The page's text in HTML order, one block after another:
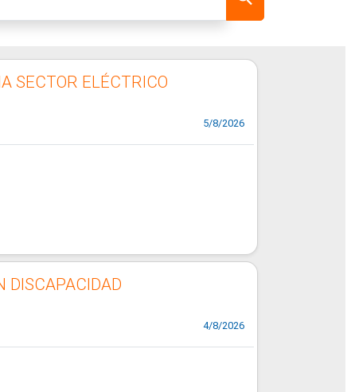
SECTOR ELÉCTRICO
5/8/2026
DISCAPACIDAD
4/8/2026